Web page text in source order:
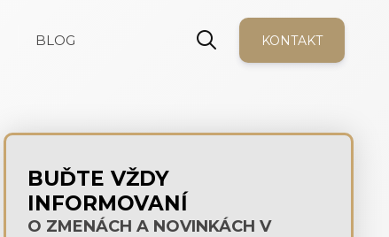
BLOG KONTAKT
BUĎTE VŽDY
INFORMOVANÍ
O ZMENÁCH A NOVINKÁCH V